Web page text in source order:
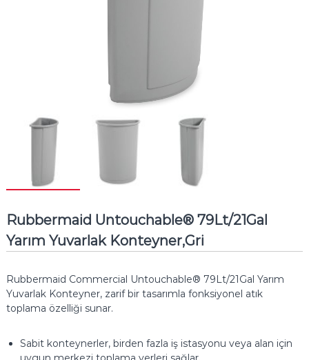
Rubbermaid Untouchable® 79Lt/21Gal
Yarım Yuvarlak Konteyner,Gri
Rubbermaid Commercial Untouchable® 79Lt/21Gal Yarım
Yuvarlak Konteyner, zarif bir tasarımla fonksiyonel atık
toplama özelliği sunar.
Sabit konteynerler, birden fazla iş istasyonu veya alan için